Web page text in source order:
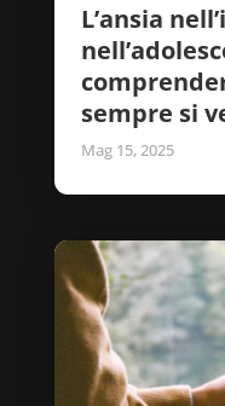
L’ansia
sempre si
Mag 15, 2025